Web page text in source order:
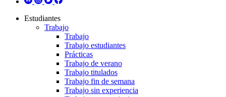
Estudiantes
Trabajo
Trabajo
Trabajo estudiantes
Prácticas
Trabajo de verano
Trabajo titulados
Trabajo fin de semana
Trabajo sin experiencia